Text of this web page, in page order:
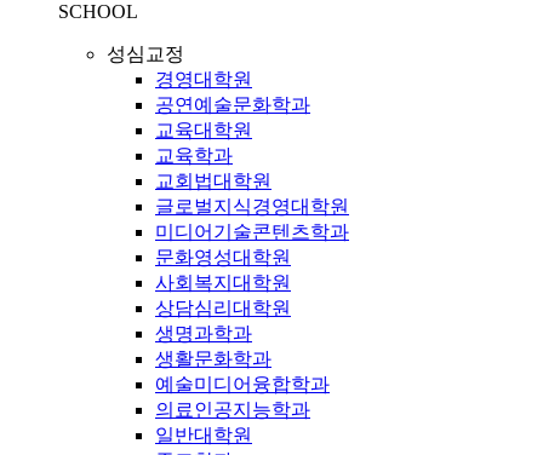
SCHOOL
성심교정
경영대학원
공연예술문화학과
교육대학원
교육학과
교회법대학원
글로벌지식경영대학원
미디어기술콘텐츠학과
문화영성대학원
사회복지대학원
상담심리대학원
생명과학과
생활문화학과
예술미디어융합학과
의료인공지능학과
일반대학원